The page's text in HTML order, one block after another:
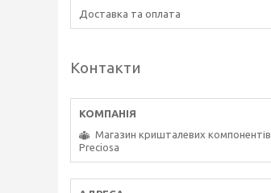
Доставка та оплата
Контакти
Магазин кришталевих компонентів
Preciosa